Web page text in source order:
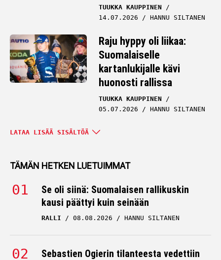
TUUKKA KAUPPINEN
14.07.2026
HANNU SILTANEN
Raju hyppy oli liikaa:
Suomalaiselle
kartanlukijalle kävi
huonosti rallissa
TUUKKA KAUPPINEN
05.07.2026
HANNU SILTANEN
Vahvistus: Tuukka
sarjaan
22.06.2026
HANNU SILTANEN
Kauppinen romahti täysin
alle odotusten – avautui
nyt
LATAA LISÄÄ SISÄLTÖÄ
TÄMÄN HETKEN LUETUIMMAT
Se oli siinä: Suomalaisen rallikuskin
kausi päättyi kuin seinään
RALLI 08.08.2026 HANNU SILTANEN
Sebastien Ogierin tilanteesta vedettiin